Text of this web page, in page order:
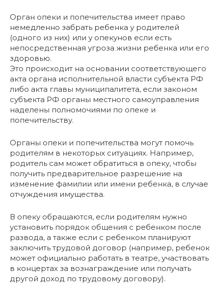
Орган опеки и попечительства имеет право
немедленно забрать ребенка у родителей
(одного из них) или у опекунов если есть
непосредственная угроза жизни ребенка или его
здоровью.
Это происходит на основании соответствующего
акта органа исполнительной власти субъекта РФ
либо акта главы муниципалитета, если законом
субъекта РФ органы местного самоуправления
наделены полномочиями по опеке и
попечительству.
Органы опеки и попечительства могут помочь
родителям в некоторых ситуациях. Например,
родитель сам может обратиться в опеку, чтобы
получить предварительное разрешение на
изменение фамилии или имени ребенка, в случае
отчуждения имущества.
В опеку обращаются, если родителям нужно
установить порядок общения с ребенком после
развода, а также если с ребенком планируют
заключить трудовой договор (например, ребенок
может официально работать в театре, участвовать
в концертах за вознаграждение или получать
другой доход по трудовому договору).